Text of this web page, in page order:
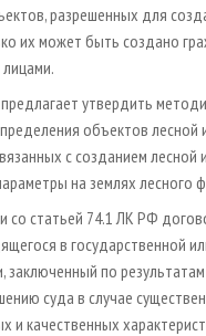
разрешенных для
их может быть создано
утвердить
объектов лесной
с созданием лесной
на землях лесного
со статьей 74.1 ЛК РФ
в государственной
заключенный по
суда в случае
и качественных